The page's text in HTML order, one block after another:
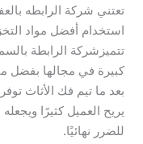
تعتني شركة الرابطه
استخدام أفضل مواد
تتميزشركة الرابطة
كبيرة في مجالها بفضل
بعد ما تيم فك الأثاث
يريح العميل كثيرًا
للضرر نهائيًا.